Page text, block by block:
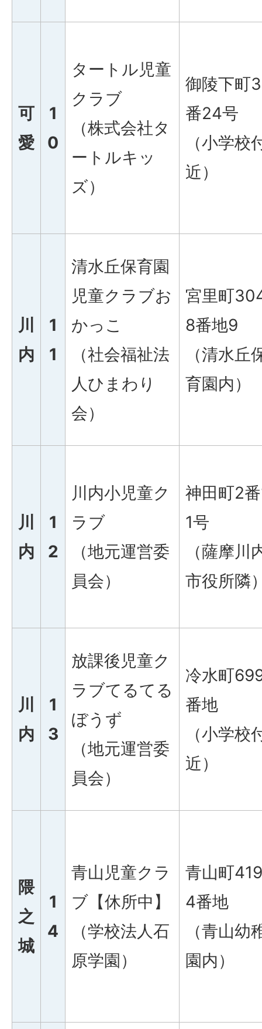
可
愛
1
0
タートル児童
クラブ
（株式会社タ
ートルキッ
ズ）
御陵下町3
番24号
（小学校
近）
川
内
1
1
清水丘保育園
児童クラブお
かっこ
（社会福祉法
人ひまわり
会）
宮里町
8番地9
（清水丘
育園内）
川
内
1
2
川内小児童ク
ラブ
（地元運営委
員会）
神田町2
1号
（薩摩川
市役所隣
川
内
1
3
放課後児童ク
ラブてるてる
ぼうず
（地元運営委
員会）
冷水町
番地
（小学校
近）
隈
之
城
1
4
青山児童クラ
ブ【休所中】
（学校法人石
原学園）
青山町419
4番地
（青山幼
園内）